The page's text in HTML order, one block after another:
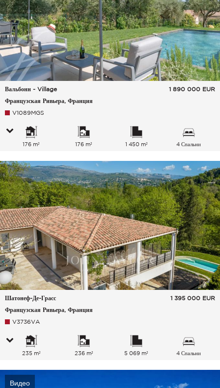
Вальбонн - Village
Французская Ривьера, Франция
1 890 000 EUR
V1089MGS
176 m² 176 m² 1 450 m² 4 Спальни
Шатонеф-Де-Грасс
Французская Ривьера, Франция
1 395 000 EUR
V3736VA
235 m² 236 m² 5 069 m² 4 Спальни
Видео